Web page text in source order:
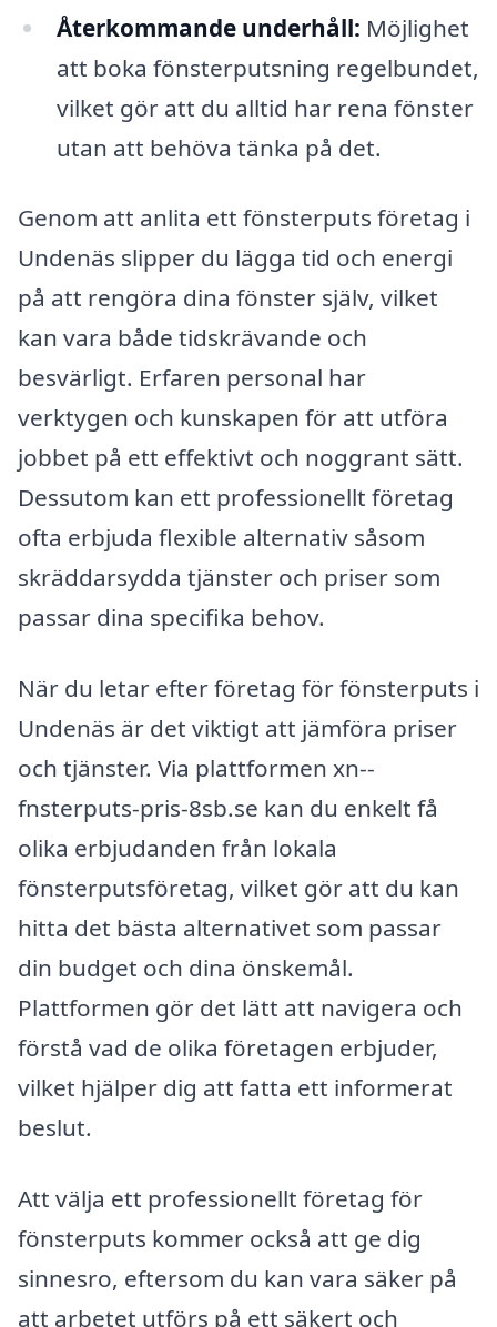
Återkommande underhåll: Möjlighet
att boka fönsterputsning regelbundet,
vilket gör att du alltid har rena fönster
utan att behöva tänka på det.
Genom att anlita ett fönsterputs företag i
Undenäs slipper du lägga tid och energi
på att rengöra dina fönster själv, vilket
kan vara både tidskrävande och
besvärligt. Erfaren personal har
verktygen och kunskapen för att utföra
jobbet på ett effektivt och noggrant sätt.
Dessutom kan ett professionellt företag
ofta erbjuda flexible alternativ såsom
skräddarsydda tjänster och priser som
passar dina specifika behov.
När du letar efter företag för fönsterputs i
Undenäs är det viktigt att jämföra priser
och tjänster. Via plattformen xn--
fnsterputs-pris-8sb.se kan du enkelt få
olika erbjudanden från lokala
fönsterputsföretag, vilket gör att du kan
hitta det bästa alternativet som passar
din budget och dina önskemål.
Plattformen gör det lätt att navigera och
förstå vad de olika företagen erbjuder,
vilket hjälper dig att fatta ett informerat
beslut.
Att välja ett professionellt företag för
fönsterputs kommer också att ge dig
sinnesro, eftersom du kan vara säker på
att arbetet utförs på ett säkert och